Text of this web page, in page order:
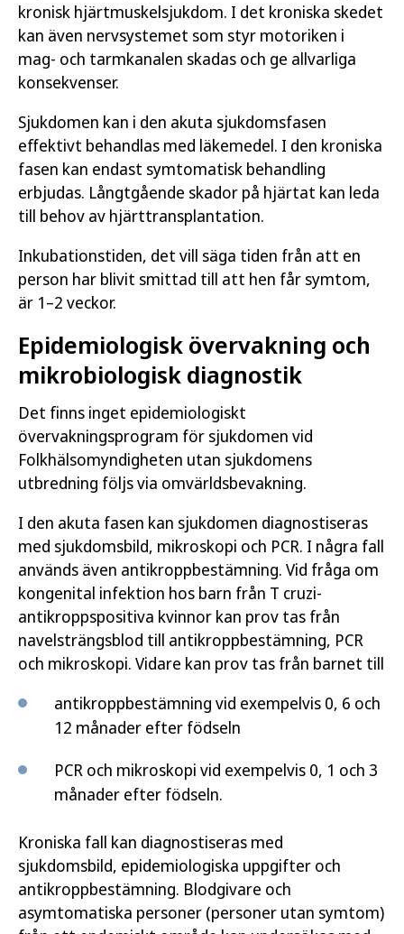
kronisk hjärtmuskelsjukdom. I det kroniska skedet
kan även nervsystemet som styr motoriken i
mag- och tarmkanalen skadas och ge allvarliga
konsekvenser.
Sjukdomen kan i den akuta sjukdomsfasen
effektivt behandlas med läkemedel. I den kroniska
fasen kan endast symtomatisk behandling
erbjudas. Långtgående skador på hjärtat kan leda
till behov av hjärttransplantation.
Inkubationstiden, det vill säga tiden från att en
person har blivit smittad till att hen får symtom,
är 1–2 veckor.
Epidemiologisk övervakning och
mikrobiologisk diagnostik
Det finns inget epidemiologiskt
övervakningsprogram för sjukdomen vid
Folkhälsomyndigheten utan sjukdomens
utbredning följs via omvärldsbevakning.
I den akuta fasen kan sjukdomen diagnostiseras
med sjukdomsbild, mikroskopi och PCR. I några fall
används även antikroppbestämning. Vid fråga om
kongenital infektion hos barn från T cruzi-
antikroppspositiva kvinnor kan prov tas från
navelsträngsblod till antikroppbestämning, PCR
och mikroskopi. Vidare kan prov tas från barnet till
antikroppbestämning vid exempelvis 0, 6 och
12 månader efter födseln
PCR och mikroskopi vid exempelvis 0, 1 och 3
månader efter födseln.
Kroniska fall kan diagnostiseras med
sjukdomsbild, epidemiologiska uppgifter och
antikroppbestämning. Blodgivare och
asymtomatiska personer (personer utan symtom)